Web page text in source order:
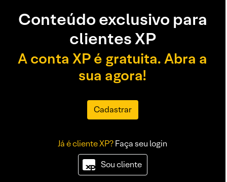
Conteúdo exclusivo para
clientes XP
A conta XP é gratuita. Abra a
sua agora!
Cadastrar
Já é cliente XP?Faça seu login
Sou cliente